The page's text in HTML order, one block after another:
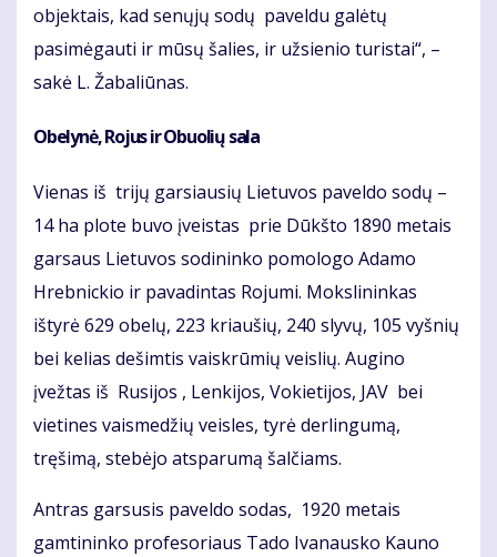
objektais, kad senųjų sodų paveldu galėtų
pasimėgauti ir mūsų šalies, ir užsienio turistai“, –
sakė L. Žabaliūnas.
Obelynė, Rojus ir Obuolių sala
Vienas iš trijų garsiausių Lietuvos paveldo sodų –
14 ha plote buvo įveistas prie Dūkšto 1890 metais
garsaus Lietuvos sodininko pomologo Adamo
Hrebnickio ir pavadintas Rojumi. Mokslininkas
ištyrė 629 obelų, 223 kriaušių, 240 slyvų, 105 vyšnių
bei kelias dešimtis vaiskrūmių veislių. Augino
įvežtas iš Rusijos , Lenkijos, Vokietijos, JAV bei
vietines vaismedžių veisles, tyrė derlingumą,
tręšimą, stebėjo atsparumą šalčiams.
Antras garsusis paveldo sodas, 1920 metais
gamtininko profesoriaus Tado Ivanausko Kauno